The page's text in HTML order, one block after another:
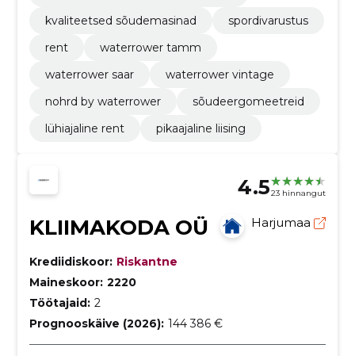
kvaliteetsed sõudemasinad
spordivarustus
rent
waterrower tamm
waterrower saar
waterrower vintage
nohrd by waterrower
sõudeergomeetreid
lühiajaline rent
pikaajaline liising
4.523 hinnangut
KLIIMAKODA OÜ Harjumaa
Krediidiskoor: Riskantne
Maineskoor: 2220
Töötajaid: 2
Prognooskäive (2026): 144 386 €